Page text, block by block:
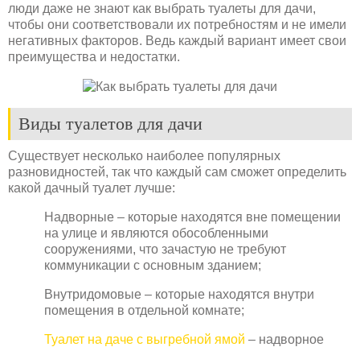
люди даже не знают как выбрать туалеты для дачи,
чтобы они соответствовали их потребностям и не имели
негативных факторов. Ведь каждый вариант имеет свои
преимущества и недостатки.
Виды туалетов для дачи
Существует несколько наиболее популярных
разновидностей, так что каждый сам сможет определить
какой дачный туалет лучше:
Надворные – которые находятся вне помещении
на улице и являются обособленными
сооружениями, что зачастую не требуют
коммуникации с основным зданием;
Внутридомовые – которые находятся внутри
помещения в отдельной комнате;
Туалет на даче с выгребной ямой – надворное